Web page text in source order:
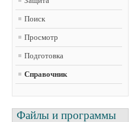
Поиск
Просмотр
Подготовка
Справочник
Файлы и программы